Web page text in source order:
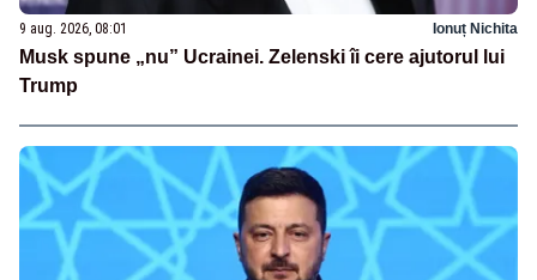
9 aug. 2026, 08:01 Ionuț Nichita
Musk spune „nu” Ucrainei. Zelenski îi cere ajutorul lui
Trump